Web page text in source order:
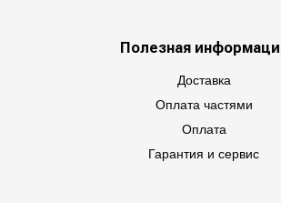
Полезная
Доставка
Оплата частями
Оплата
Гарантия и сервис